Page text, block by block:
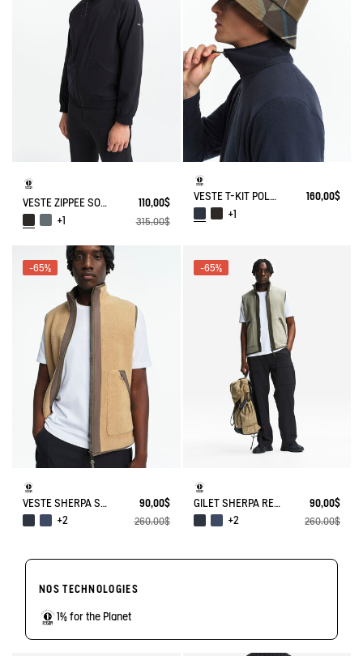
savoir-faire
VESTE ZIPPÉE SOFTSHELL À CAPUCHE COUPE-VENT 110,00$
+1 315,00$
VESTE T-KIT POLAIRE EN MICROFIBRE
160,00$
+1
VESTE SHERPA SANS MANCHES RÉVERSIBLE T-KIT 90,00$
-65%
+2 260,00$
GILET SHERPA RÉVERSIBLE T-KIT 90,00$
-65%
+2 260,00$
NOS TECHNOLOGIES
1% for the Planet